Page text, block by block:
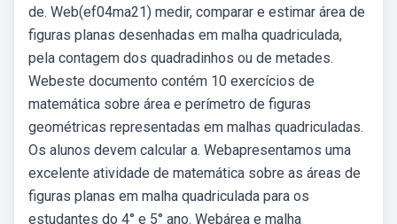
de. Web(ef04ma21) medir, comparar e estimar área de
figuras planas desenhadas em malha quadriculada,
pela contagem dos quadradinhos ou de metades.
Webeste documento contém 10 exercícios de
matemática sobre área e perímetro de figuras
geométricas representadas em malhas quadriculadas.
Os alunos devem calcular a. Webapresentamos uma
excelente atividade de matemática sobre as áreas de
figuras planas em malha quadriculada para os
estudantes do 4° e 5° ano. Webárea e malha